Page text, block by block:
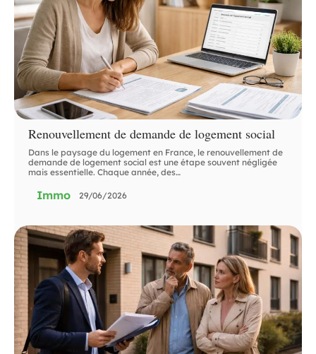
Renouvellement de demande de logement social
Dans le paysage du logement en France, le renouvellement de
demande de logement social est une étape souvent négligée
mais essentielle. Chaque année, des…
Immo 29/06/2026